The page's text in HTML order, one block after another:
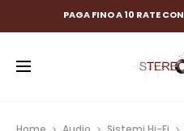
PAGA FINO A 10 RATE CON